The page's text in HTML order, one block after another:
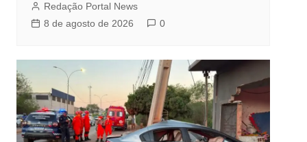
Redação Portal News
8 de agosto de 2026
0